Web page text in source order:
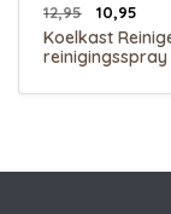
12,95 10,95
Koelkast
reinigingsspray